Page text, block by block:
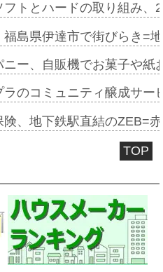
フトとハードの取り組み
福島県伊達市で街びらき=
ニー、自販機でお菓子や
ラのコミュニティ醸成サ
険、地下鉄駅直結のZEB=
TOP